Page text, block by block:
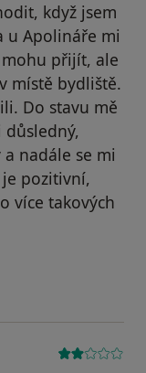
když jsem
u Apolináře mi
přijít, ale
místě bydliště.
Do stavu mě
nadále se mi
pozitivní,
více takových
účet byl odstraněn